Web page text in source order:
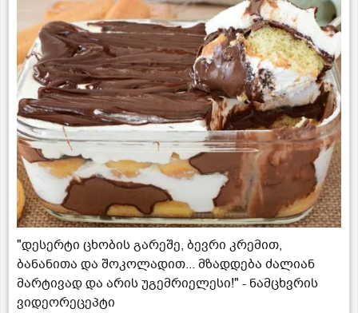
"დესერტი ცხობის გარეშე, ბევრი კრემით,
ბანანითა და შოკოლადით... მზადდება ძალიან
მარტივად და არის უგემრიელესი!" - ნამცხვრის
ვიდეორეცეპტი